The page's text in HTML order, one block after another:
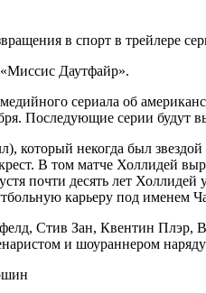
Даутфайр».
сериала об
Последующие серии будут
который некогда был
В том матче Холлидей
почти десять лет
карьеру под именем
Стив Зан, Квентин Плэр,
и шоураннером